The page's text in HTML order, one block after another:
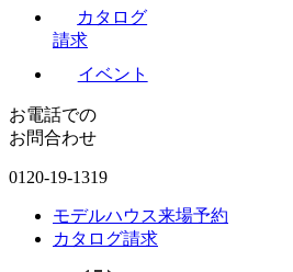
カタログ
請求
イベント
お電話での
お問合わせ
0120-19-1319
モデルハウス来場予約
カタログ請求